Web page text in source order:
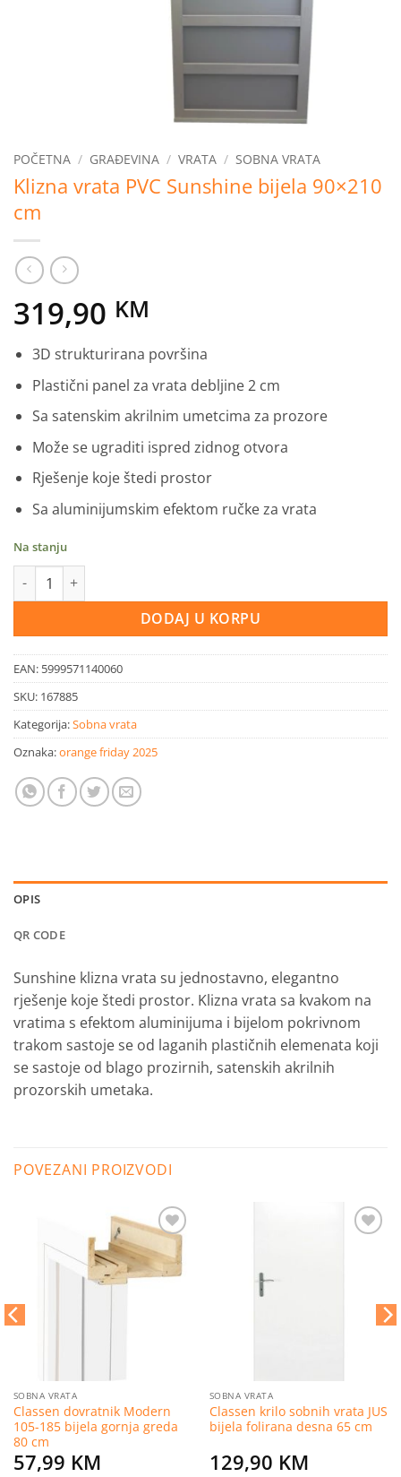
POČETNA / GRAĐEVINA / VRATA / SOBNA VRATA
Klizna vrata PVC Sunshine bijela 90×210
cm
319,90 KM
3D strukturirana površina
Plastični panel za vrata debljine 2 cm
Sa satenskim akrilnim umetcima za prozore
Može se ugraditi ispred zidnog otvora
Rješenje koje štedi prostor
Sa aluminijumskim efektom ručke za vrata
Na stanju
Klizna vrata PVC Sunshine bijela 90x210 cm količina
DODAJ U KORPU
EAN: 5999571140060
SKU: 167885
Kategorija:Sobna vrata
Oznaka:orange friday 2025
OPIS
QR CODE
Sunshine klizna vrata su jednostavno, elegantno
rješenje koje štedi prostor. Klizna vrata sa kvakom na
vratima s efektom aluminijuma i bijelom pokrivnom
trakom sastoje se od laganih plastičnih elemenata koji
se sastoje od blago prozirnih, satenskih akrilnih
prozorskih umetaka.
POVEZANI PROIZVODI
Dodaj
na
listu
SOBNA VRATA
Classen dovratnik Modern
105-185 bijela gornja greda
80 cm
57,99 KM
SOBNA VRATA
Classen krilo sobnih vrata JUS
bijela folirana desna 65 cm
129,90 KM